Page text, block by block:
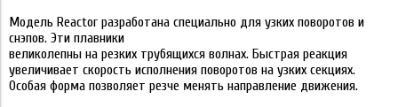
Модель Reactor разработана специально для узких поворотов и
снэпов. Эти плавники
великолепны на резких трубящихся волнах. Быстрая реакция
увеличивает скорость исполнения поворотов на узких секциях.
Особая форма позволяет резче менять направление движения.